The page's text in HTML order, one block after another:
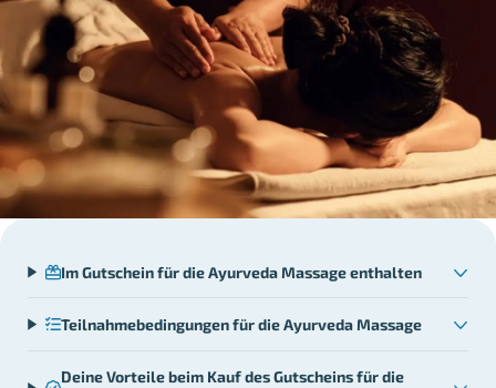
Im Gutschein für die Ayurveda Massage enthalten
Teilnahmebedingungen für die Ayurveda Massage
Deine Vorteile beim Kauf des Gutscheins für die